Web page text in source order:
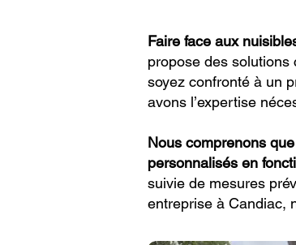
Faire face aux
propose des solutions
soyez confronté à un
avons l’expertise
Nous comprenons
personnalisés en
suivie de mesures
entreprise à Candiac,